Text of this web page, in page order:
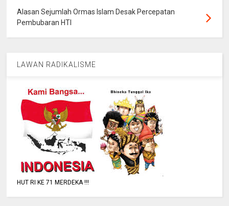
Alasan Sejumlah Ormas Islam Desak Percepatan
Pembubaran HTI
LAWAN RADIKALISME
HUT RI KE 71 MERDEKA !!!